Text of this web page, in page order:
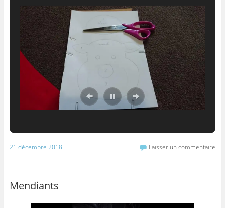
21 décembre 2018 Laisser un commentaire
Mendiants